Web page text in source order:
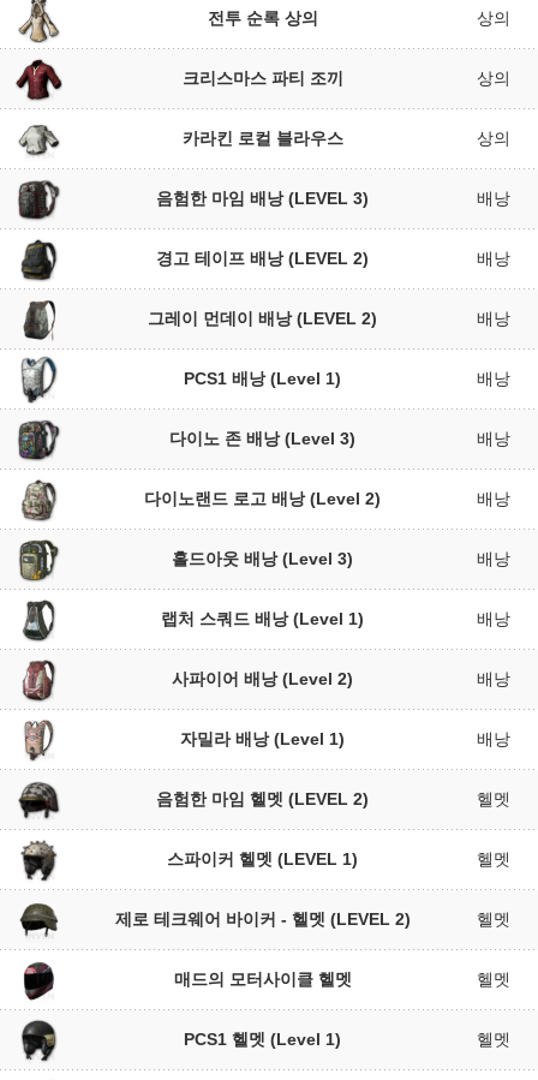
전투 순록 상의 상의
크리스마스 파티 조끼 상의
카라킨 로컬 블라우스 상의
음험한 마임 배낭 (LEVEL 3) 배낭
경고 테이프 배낭 (LEVEL 2) 배낭
그레이 먼데이 배낭 (LEVEL 2) 배낭
PCS1 배낭 (Level 1) 배낭
다이노 존 배낭 (Level 3) 배낭
다이노랜드 로고 배낭 (Level 2) 배낭
홀드아웃 배낭 (Level 3) 배낭
랩처 스쿼드 배낭 (Level 1) 배낭
사파이어 배낭 (Level 2) 배낭
자밀라 배낭 (Level 1) 배낭
음험한 마임 헬멧 (LEVEL 2) 헬멧
스파이커 헬멧 (LEVEL 1) 헬멧
제로 테크웨어 바이커 - 헬멧 (LEVEL 2) 헬멧
매드의 모터사이클 헬멧 헬멧
PCS1 헬멧 (Level 1) 헬멧